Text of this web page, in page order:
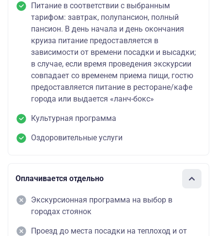
Питание в соответствии с выбранным
тарифом: завтрак, полупансион, полный
пансион. В день начала и день окончания
круиза питание предоставляется в
зависимости от времени посадки и высадки;
в случае, если время проведения экскурсии
совпадает со временем приема пищи, гостю
предоставляется питание в ресторане/кафе
города или выдается «ланч-бокс»
Культурная программа
Оздоровительные услуги
Оплачивается отдельно
Экскурсионная программа на выбор в
городах стоянок
Проезд до места посадки на теплоход и от